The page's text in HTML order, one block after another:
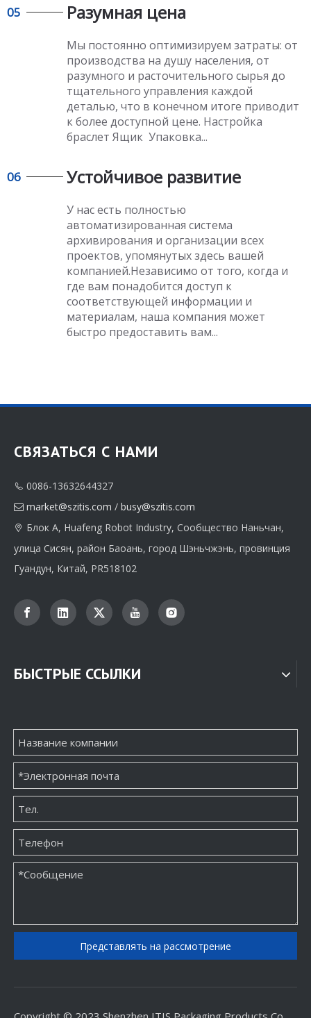
05 Разумная цена
Мы постоянно оптимизируем затраты: от
производства на душу населения, от
разумного и расточительного сырья до
тщательного управления каждой
деталью, что в конечном итоге приводит
к более доступной цене. Настройка
браслет Ящик Упаковка...
06 Устойчивое развитие
У нас есть полностью
автоматизированная система
архивирования и организации всех
проектов, упомянутых здесь вашей
компанией.Независимо от того, когда и
где вам понадобится доступ к
соответствующей информации и
материалам, наша компания может
быстро предоставить вам...
СВЯЗАТЬСЯ С НАМИ
 0086-13632644327
 market@szitis.com / busy@szitis.com
 Блок A, Huafeng Robot Industry, Сообщество Наньчан,
улица Сисян, район Баоань, город Шэньчжэнь, провинция
Гуандун, Китай, PR518102
БЫСТРЫЕ ССЫЛКИ
Представлять на рассмотрение